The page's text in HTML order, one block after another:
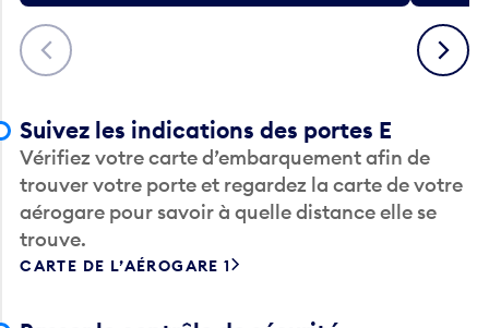
Précédent Suivant
Vérifiez votre carte d’embarquement afin de
trouver votre porte et regardez la carte de votre
aérogare pour savoir à quelle distance elle se
trouve.
CARTE DE L’AÉROGARE 1